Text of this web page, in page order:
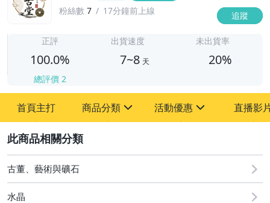
粉絲數 7 17分鐘前上線 追蹤
正評
100.0%
總評價 2
出貨速度
7~8 天
未出貨率
20%
首頁主打 商品分類
其它
活動優惠
[全店] 周年慶
[全店] 粉絲專享
直播影
古董、藝術與礦石
水晶